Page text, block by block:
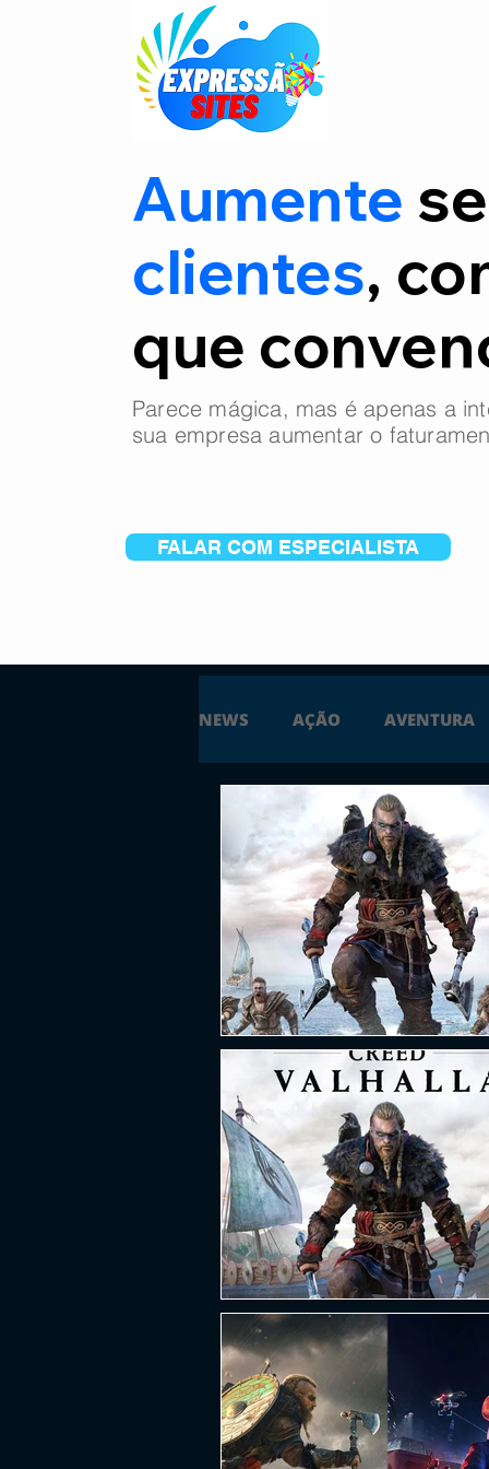
Aumente
clientes,
que
Parece mágica, mas é apenas a
sua empresa aumentar o
FALAR COM ESPECIALISTA
NEWS AÇÃO AVENTURA
ESTRATÉGIA SIMULAÇÃO
PS5 XBOX ONE
PLATAFORMA FPS
ESPORTES
GUERRA LUTA